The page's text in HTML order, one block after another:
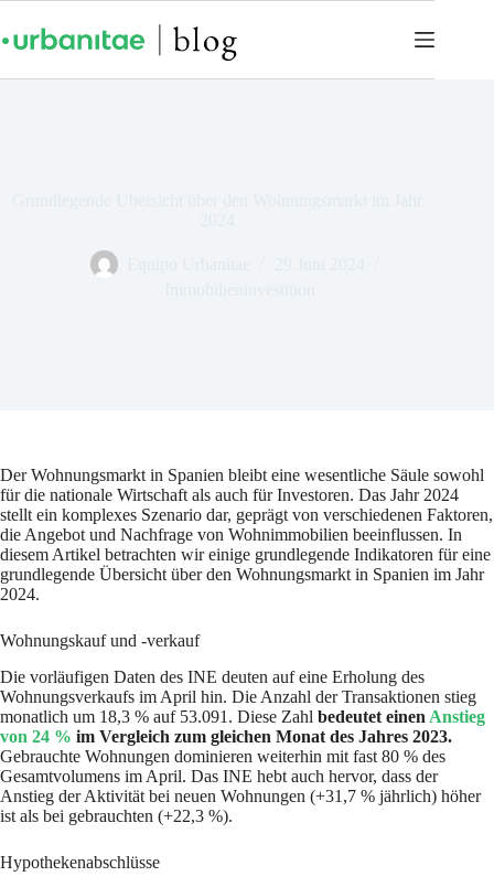
Der Wohnungsmarkt in Spanien bleibt eine wesentliche Säule sowohl
für die nationale Wirtschaft als auch für Investoren. Das Jahr 2024
stellt ein komplexes Szenario dar, geprägt von verschiedenen Faktoren,
die Angebot und Nachfrage von Wohnimmobilien beeinflussen. In
diesem Artikel betrachten wir einige grundlegende Indikatoren für eine
grundlegende Übersicht über den Wohnungsmarkt in Spanien im Jahr
2024.
Wohnungskauf und -verkauf
Die vorläufigen Daten des INE deuten auf eine Erholung des
Wohnungsverkaufs im April hin. Die Anzahl der Transaktionen stieg
monatlich um 18,3 % auf 53.091. Diese Zahl bedeutet einen Anstieg
von 24 % im Vergleich zum gleichen Monat des Jahres 2023.
Gebrauchte Wohnungen dominieren weiterhin mit fast 80 % des
Gesamtvolumens im April. Das INE hebt auch hervor, dass der
Anstieg der Aktivität bei neuen Wohnungen (+31,7 % jährlich) höher
ist als bei gebrauchten (+22,3 %).
Hypothekenabschlüsse